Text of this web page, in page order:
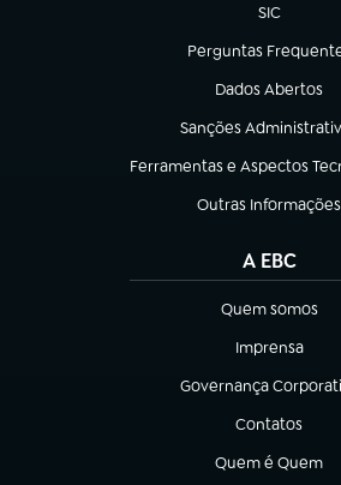
SIC
(abre em
Perguntas
(abre em nova aba)
Dados Abertos
(abre em nova
Sanções
(abre em nova aba)
Ferramentas e Aspectos
(abre em nova aba)
Outras Informações
(abre em nova aba)
A EBC
Quem somos
(abre em nova
Imprensa
(abre em nova
Governança
(abre em nova aba)
Contatos
(abre em nova
Quem é Quem
(abre em nova